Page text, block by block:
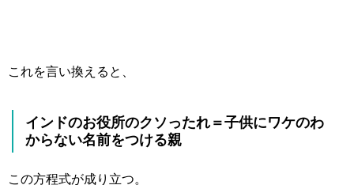
これを言い換えると、
インドのお役所のクソったれ＝子供にワケのわ
からない名前をつける親
この方程式が成り立つ。